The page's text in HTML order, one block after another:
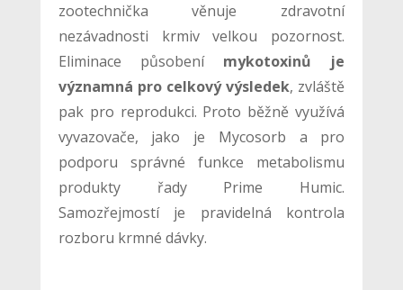
zootechnička věnuje zdravotní
nezávadnosti krmiv velkou pozornost.
Eliminace působení mykotoxinů je
významná pro celkový výsledek, zvláště
pak pro reprodukci. Proto běžně využívá
vyvazovače, jako je Mycosorb a pro
podporu správné funkce metabolismu
produkty řady Prime Humic.
Samozřejmostí je pravidelná kontrola
rozboru krmné dávky.